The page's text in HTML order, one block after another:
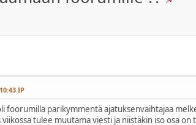
IP
foorumilla parikymmentä ajatuksenvaihtajaa
tulee muutama viesti ja niistäkin iso osa